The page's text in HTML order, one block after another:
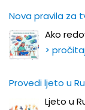
Nova pravila za
Ako
>
Provedi ljeto u
Ljeto u